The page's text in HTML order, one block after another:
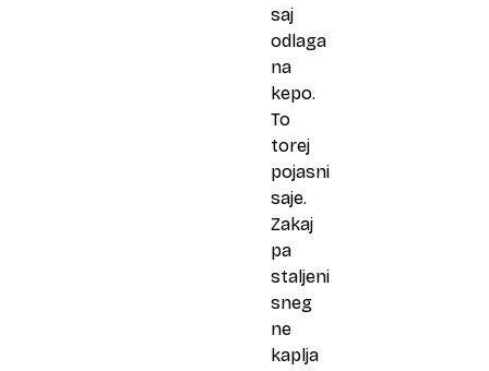
saj
odlaga
na
kepo.
To
torej
pojasni
saje.
Zakaj
pa
staljeni
sneg
ne
kaplja